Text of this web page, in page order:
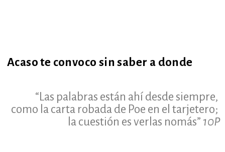
Acaso te convoco sin saber a donde
“Las palabras están ahí desde siempre,
como la carta robada de Poe en el tarjetero;
la cuestión es verlas nomás” 10P